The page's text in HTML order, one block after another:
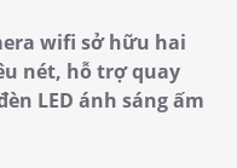
wifi sở hữu hai
nét, hỗ trợ quay
LED ánh sáng ấm